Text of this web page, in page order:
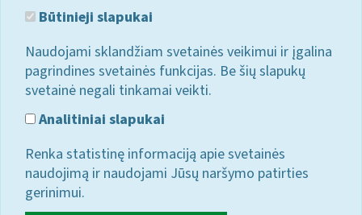
Būtinieji slapukai
Naudojami sklandžiam svetainės veikimui ir įgalina
pagrindines svetainės funkcijas. Be šių slapukų
svetainė negali tinkamai veikti.
Analitiniai slapukai
Renka statistinę informaciją apie svetainės
naudojimą ir naudojami Jūsų naršymo patirties
gerinimui.